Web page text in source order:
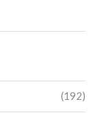
(192)